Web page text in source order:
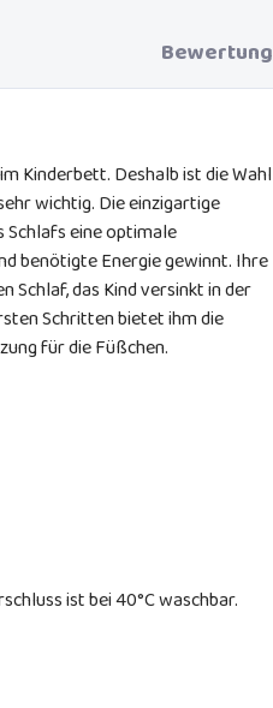
Bewertung
Kinderbett. Deshalb ist die Wahl
wichtig. Die einzigartige
eine optimale
benötigte Energie gewinnt. Ihre
Schlaf, das Kind versinkt in der
Schritten bietet ihm die
für die Füßchen.
ist bei 40°C waschbar.